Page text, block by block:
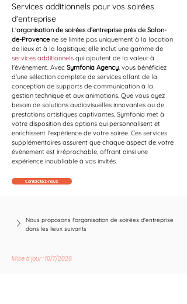
Services additionnels pour vos soirées
d'entreprise
L'organisation de soirées d’entreprise près de Salon-
de-Provence ne se limite pas uniquement à la location
de lieux et à la logistique; elle inclut une gamme de
services additionnels qui ajoutent de la valeur à
l'événement. Avec Symfonia Agency, vous bénéficiez
d'une sélection complète de services allant de la
conception de supports de communication à la
gestion technique et aux animations. Que vous ayez
besoin de solutions audiovisuelles innovantes ou de
prestations artistiques captivantes, Symfonia met à
votre disposition des options qui personnalisent et
enrichissent l'expérience de votre soirée. Ces services
supplémentaires assurent que chaque aspect de votre
évènement est irréprochable, offrant ainsi une
expérience inoubliable à vos invités.
Contactez-nous
Nous proposons l'organisation de soirées d'entreprise
dans les lieux suivants
Mise à jour : 10/7/2026